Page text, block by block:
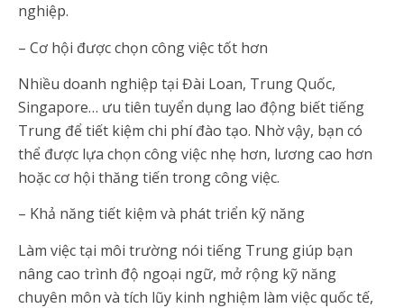
nghiệp.
– Cơ hội được chọn công việc tốt hơn
Nhiều doanh nghiệp tại Đài Loan, Trung Quốc,
Singapore… ưu tiên tuyển dụng lao động biết tiếng
Trung để tiết kiệm chi phí đào tạo. Nhờ vậy, bạn có
thể được lựa chọn công việc nhẹ hơn, lương cao hơn
hoặc cơ hội thăng tiến trong công việc.
– Khả năng tiết kiệm và phát triển kỹ năng
Làm việc tại môi trường nói tiếng Trung giúp bạn
nâng cao trình độ ngoại ngữ, mở rộng kỹ năng
chuyên môn và tích lũy kinh nghiệm làm việc quốc tế,